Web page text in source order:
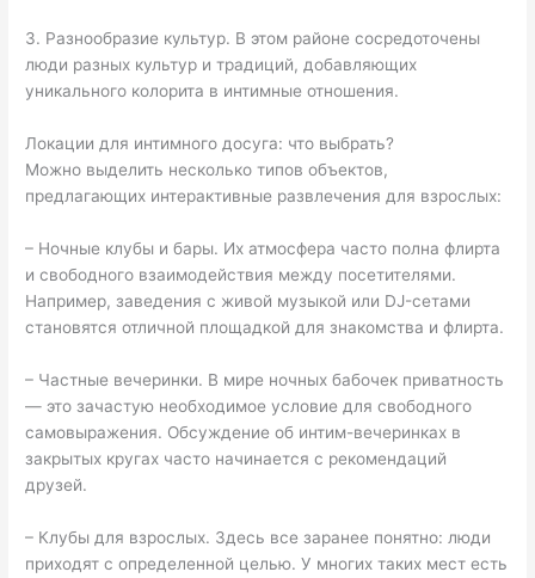
3. Разнообразие культур. В этом районе сосредоточены
люди разных культур и традиций, добавляющих
уникального колорита в интимные отношения.
Локации для интимного досуга: что выбрать?
Можно выделить несколько типов объектов,
предлагающих интерактивные развлечения для взрослых:
– Ночные клубы и бары. Их атмосфера часто полна флирта
и свободного взаимодействия между посетителями.
Например, заведения с живой музыкой или DJ-сетами
становятся отличной площадкой для знакомства и флирта.
– Частные вечеринки. В мире ночных бабочек приватность
— это зачастую необходимое условие для свободного
самовыражения. Обсуждение об интим-вечеринках в
закрытых кругах часто начинается с рекомендаций
друзей.
– Клубы для взрослых. Здесь все заранее понятно: люди
приходят с определенной целью. У многих таких мест есть